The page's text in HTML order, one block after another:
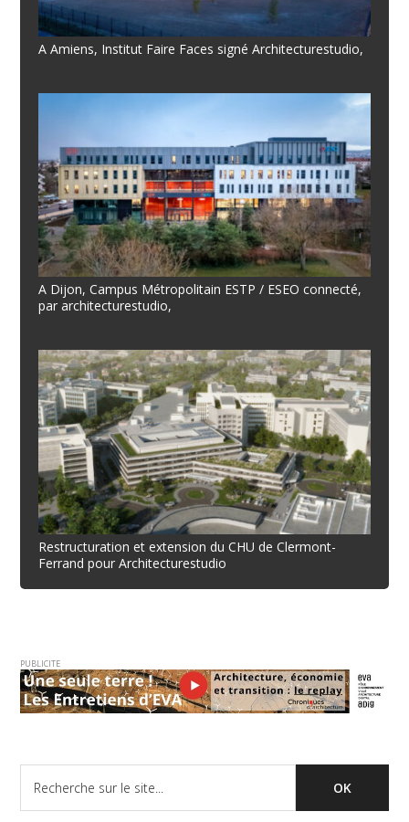
A Amiens, Institut Faire Faces signé Architecturestudio,
A Dijon, Campus Métropolitain ESTP / ESEO connecté,
par architecturestudio,
Restructuration et extension du CHU de Clermont-
Ferrand pour Architecturestudio
PUBLICITE